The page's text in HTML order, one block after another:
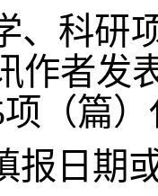
、科研
作者发
项（篇
报日期